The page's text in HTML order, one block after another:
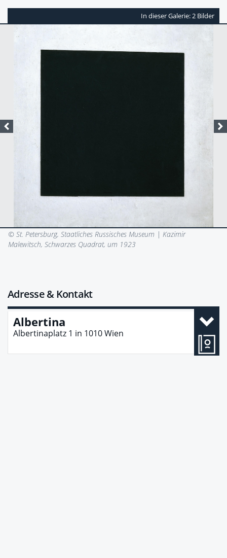
In dieser Galerie: 2 Bilder
© St. Petersburg, Staatliches Russisches Museum | Kazimir
Malewitsch, Schwarzes Quadrat, um 1923
Adresse & Kontakt
Albertina
Albertinaplatz 1 in 1010Wien